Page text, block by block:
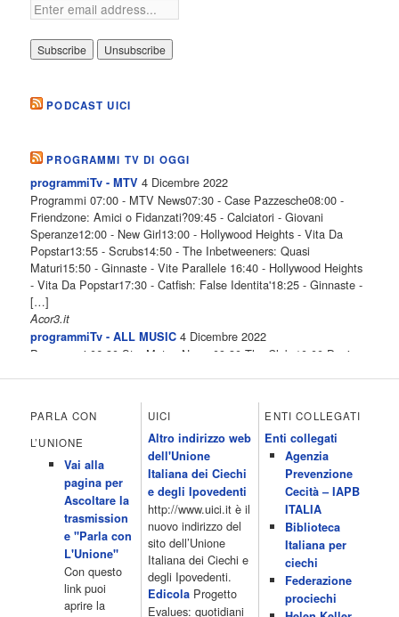
PODCAST UICI
PROGRAMMI TV DI OGGI
programmiTv - MTV 4 Dicembre 2022
Programmi 07:00 - MTV News07:30 - Case Pazzesche08:00 -
Friendzone: Amici o Fidanzati?09:45 - Calciatori - Giovani
Speranze12:00 - New Girl13:00 - Hollywood Heights - Vita Da
Popstar13:55 - Scrubs14:50 - The Inbetweeners: Quasi
Maturi15:50 - Ginnaste - Vite Parallele 16:40 - Hollywood Heights
- Vita Da Popstar17:30 - Catfish: False Identita'18:25 - Ginnaste -
[…]
Acor3.it
programmiTv - ALL MUSIC 4 Dicembre 2022
Programmi 06.30 Star.Meteo.News 09.30 The Club 10.00 Deejay
All News 16.05 Rotazione musicale 19.00 All News 19.05 The
Club 19.30 19.30 Human Guinea Pigs 20.00 Inbox 21.00 Code
Monkeys 21.30 Sons of Butcher […]
programmiTv - ITALIA 1 4 Dicembre 2022
Programmi 06.35 Cartoni Animati 09.05 Telefilm:Starsky & Hutch
10.10 Telefilm:Supercar 12.15 12.15 Secondo voi 12.25 Studio
Aperto 13.00 Studio Sport 13.40 Cartoni animati 14.30 I Simpson
15.00 Telefilm:Paso adelante 15.55 15.55 Telefilm:Wildfire 16.50
Cartoni animati 18.30 Studio Aperto 19.05 Don Luca c'� 19.35
19.35 Medici miei 20.05 Camera caf� 20.30 La ruota della
fortuna 21.10 […]
Acor3.it
PARLA CON
L’UNIONE
Vai alla
pagina per
Ascoltare la
trasmission
e "Parla con
L'Unione"
Con questo
link puoi
aprire la
UICI
Altro indirizzo web
dell'Unione
Italiana dei Ciechi
e degli Ipovedenti
http://www.uici.it è il
nuovo indirizzo del
sito dell’Unione
Italiana dei Ciechi e
degli Ipovedenti.
EdicolaProgetto
Evalues: quotidiani
ENTI COLLEGATI
Enti collegati
Agenzia
Prevenzione
Cecità – IAPB
ITALIA
Biblioteca
Italiana per
ciechi
Federazione
prociechi